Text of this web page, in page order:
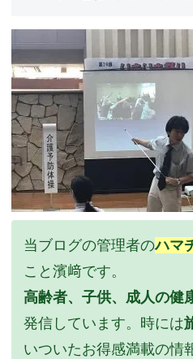
当ブログの管理者のハマ
こと濱﨑です。
高齢者、子供、成人の健
発信しています。時には
いついたお得感満載の情